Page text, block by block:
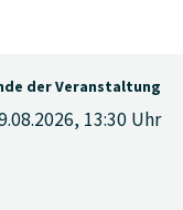
der Veranstaltung
13:30 Uhr